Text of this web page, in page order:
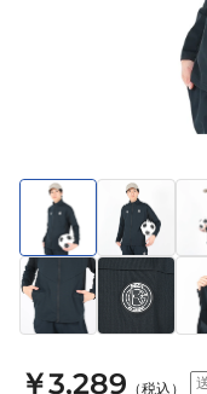
￥3,289 （税込）